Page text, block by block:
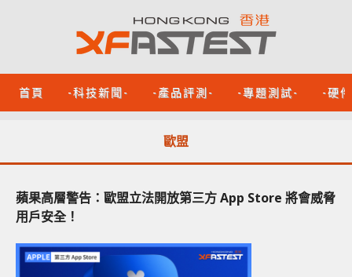
首頁 -科技新聞- -產品評測- -專題測試- -硬
歐盟
蘋果高層警告：歐盟立法開放第三方 App Store 將會威脅
用戶安全！